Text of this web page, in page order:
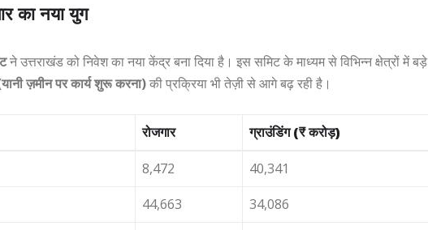
का नया युग
ने उत्तराखंड को निवेश का नया केंद्र बना दिया है। इस समिट के माध्यम से विभिन्न क्षेत्रों में बड़े
ज़मीन पर कार्य शुरू करना)की प्रक्रिया भी तेज़ी से आगे बढ़ रही है।
रोजगार ग्राउंडिंग (₹ करोड़)
8,472
40,341
44,663
34,086